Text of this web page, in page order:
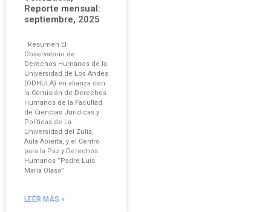
Reporte mensual:
septiembre, 2025
Resumen El
Observatorio de
Derechos Humanos de la
Universidad de Los Andes
(ODHULA) en alianza con
la Comisión de Derechos
Humanos de la Facultad
de Ciencias Jurídicas y
Políticas de La
Universidad del Zulia,
Aula Abierta, y el Centro
para la Paz y Derechos
Humanos “Padre Luis
María Olaso”
LEER MÁS »